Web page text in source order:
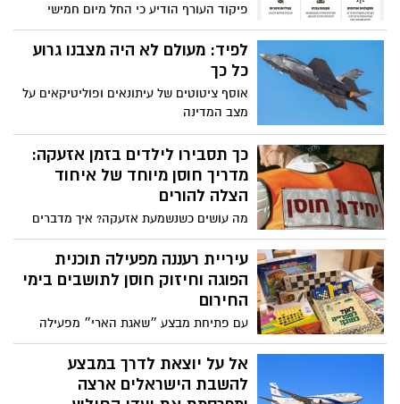
פיקוד העורף הודיע כי החל מיום חמישי
בצהריים יעודכנו הנחיות ההתגוננות בכל
הארץ. במסגרת העדכון תותר פעילות
במקומות עבודה והתקהלויות מוגבלות, אך
ההנחיות יהיו בתוקף עד מוצאי שבת
לפיד: מעולם לא היה מצבנו גרוע
כל כך
אוסף ציטוטים של עיתונאים ופוליטיקאים על
מצב המדינה
כך תסבירו לילדים בזמן אזעקה:
מדריך חוסן מיוחד של איחוד
הצלה להורים
מה עושים כשנשמעת אזעקה? איך מדברים
עם הילדים על הפחד? ואיך שומרים על רוגע
בתוך דקות של מתח? באיחוד הצלה
מפרסמים מדריך מצולם ב־8 תמונות עם כלים
פשוטים וברורים להורים – לשמירה על
עיריית רעננה מפעילה תוכנית
הפוגה וחיזוק חוסן לתושבים בימי
החירום
עם פתיחת מבצע ״שאגת הארי״ מפעילה
העירייה פעילויות מקוונות ללא עלות לכל
הגילים ומחלקת ערכות הפוגה במקלטים
ובמרחבים המוגנים ברחבי העיר.
אל על יוצאת לדרך במבצע
להשבת הישראלים ארצה